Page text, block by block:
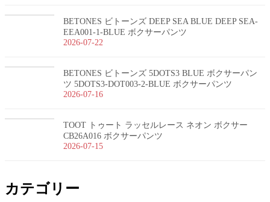
BETONES ビトーンズ DEEP SEA BLUE DEEP SEA-
EEA001-1-BLUE ボクサーパンツ
2026-07-22
BETONES ビトーンズ 5DOTS3 BLUE ボクサーパン
ツ 5DOTS3-DOT003-2-BLUE ボクサーパンツ
2026-07-16
TOOT トゥート ラッセルレース ネオン ボクサー
CB26A016 ボクサーパンツ
2026-07-15
カテゴリー